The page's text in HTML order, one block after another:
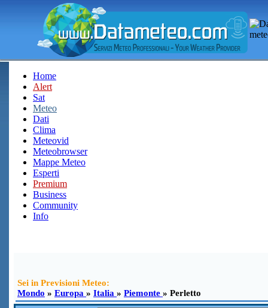
Home
Alert
Sat
Meteo
Dati
Clima
Meteovid
Meteobrowser
Mappe Meteo
Esperti
Premium
Business
Community
Info
Sei in Previsioni Meteo:
Mondo » Europa » Italia » Piemonte » Perletto